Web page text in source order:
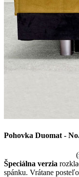
Pohovka Duomat -
(špeciálne
Špeciálna verzia
spánku. Vrátane